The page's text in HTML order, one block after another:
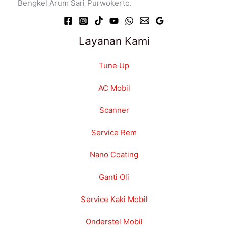
Bengkel Arum Sari Purwokerto.
Layanan Kami
Tune Up
AC Mobil
Scanner
Service Rem
Nano Coating
Ganti Oli
Service Kaki Mobil
Onderstel Mobil